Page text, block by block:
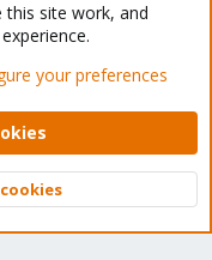
Light Mode
Help Home
XenForo Ltd.
Top
site work, and
your preferences